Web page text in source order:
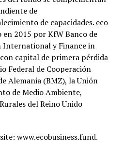
de
de capacidades. eco
en 2015 por KfW Banco de
International y Finance in
capital de primera pérdida
Federal de Cooperación
Alemania (BMZ), la Unión
de Medio Ambiente,
del Reino Unido
www.ecobusiness.fund.